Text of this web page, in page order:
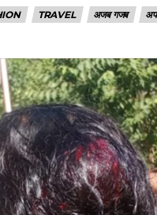
TRAVEL अजब गजब